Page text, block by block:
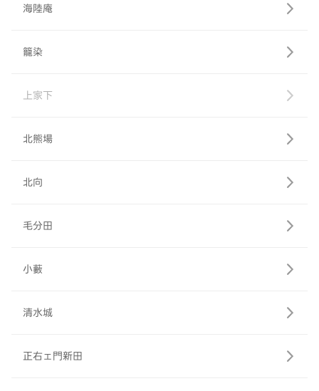
海陸庵
籠染
上家下
北熊場
北向
毛分田
小藪
清水城
正右ェ門新田